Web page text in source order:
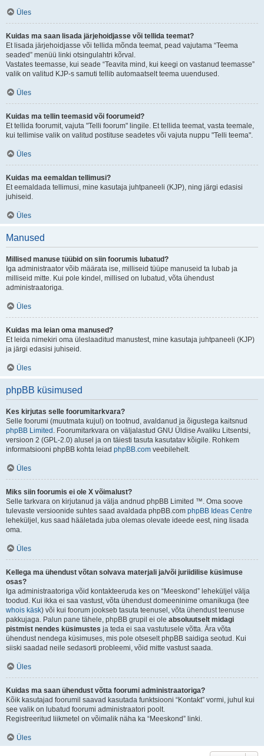
Üles
Kuidas ma saan lisada järjehoidjasse või tellida teemat?
Et lisada järjehoidjasse või tellida mõnda teemat, pead vajutama “Teema
seaded” menüü linki otsingulahtri kõrval.
Vastates teemasse, kui seade “Teavita mind, kui keegi on vastanud teemasse”
valik on valitud KJP-s samuti tellib automaatselt teema uuendused.
Üles
Kuidas ma tellin teemasid või foorumeid?
Et tellida foorumit, vajuta "Telli foorum" lingile. Et tellida teemat, vasta teemale,
kui tellimise valik on valitud postituse seadetes või vajuta nuppu "Telli teema".
Üles
Kuidas ma eemaldan tellimusi?
Et eemaldada tellimusi, mine kasutaja juhtpaneeli (KJP), ning järgi edasisi
juhiseid.
Üles
Manused
Millised manuse tüübid on siin foorumis lubatud?
Iga administraator võib määrata ise, milliseid tüüpe manuseid ta lubab ja
milliseid mitte. Kui pole kindel, millised on lubatud, võta ühendust
administraatoriga.
Üles
Kuidas ma leian oma manused?
Et leida nimekiri oma üleslaaditud manustest, mine kasutaja juhtpaneeli (KJP)
ja järgi edasisi juhiseid.
Üles
phpBB küsimused
Kes kirjutas selle foorumitarkvara?
Selle foorumi (muutmata kujul) on tootnud, avaldanud ja õigustega kaitsnud
phpBB Limited . Foorumitarkvara on väljalastud GNU Üldise Avaliku Litsentsi,
versioon 2 (GPL-2.0) alusel ja on täiesti tasuta kasutatav kõigile. Rohkem
informatsiooni phpBB kohta leiad phpBB.com veebilehelt.
Üles
Miks siin foorumis ei ole X võimalust?
Selle tarkvara on kirjutanud ja välja andnud phpBB Limited ™. Oma soove
tulevaste versioonide suhtes saad avaldada phpBB.com phpBB Ideas Centre
leheküljel, kus saad hääletada juba olemas olevate ideede eest, ning lisada
oma.
Üles
Kellega ma ühendust võtan solvava materjali ja/või juriidilise küsimuse
osas?
Iga administraatoriga võid kontakteeruda kes on “Meeskond” leheküljel välja
toodud. Kui ikka ei saa vastust, võta ühendust domeeninime omanikuga (tee
whois käsk) või kui foorum jookseb tasuta teenusel, võta ühendust teenuse
pakkujaga. Palun pane tähele, phpBB grupil ei ole absoluutselt midagi
pistmist nendes küsimustes ja teda ei saa vastutusele võtta. Ära võta
ühendust nendega küsimuses, mis pole otseselt phpBB saidiga seotud. Kui
siiski saadad neile sedasorti probleemi, võid mitte vastust saada.
Üles
Kuidas ma saan ühendust võtta foorumi administraatoriga?
Kõik kasutajad foorumil saavad kasutada funktsiooni “Kontakt” vormi, juhul kui
see valik on lubatud foorumi administraatori poolt.
Registreeritud liikmetel on võimalik näha ka “Meeskond” linki.
Üles